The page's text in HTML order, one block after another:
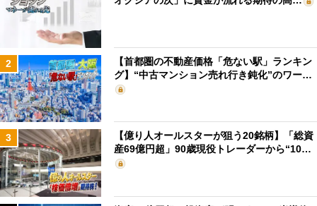
2
【首都圏の不動産価格「危ない駅」ランキン
グ】“中古マンション売れ行き鈍化”のワー…
3
【億り人オールスターが狙う20銘柄】「総資
産69億円超」90歳現役トレーダーから“10…